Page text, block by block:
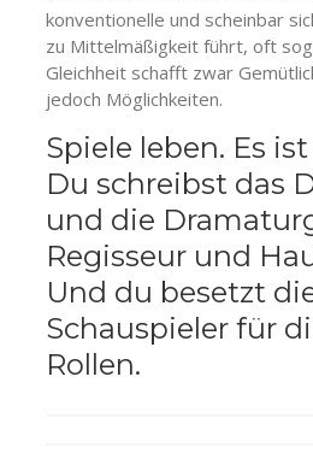
konventionelle und scheinbar
zu Mittelmäßigkeit führt, oft
Gleichheit schafft zwar
jedoch Möglichkeiten.
Spiele leben. Es
Du schreibst das
und die
Regisseur und
Und du besetzt
Schauspieler für
Rollen.